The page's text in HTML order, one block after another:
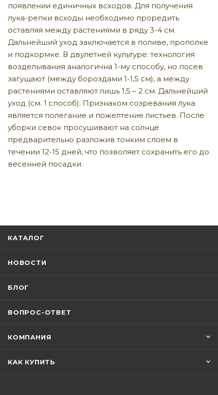
появлении единичных всходов. Для получения
лука-репки всходы необходимо проредить
оставляя между растениями в ряду 3-4 см.
Дальнейший уход заключается в поливе, прополке
и подкормке. В двулетней культуре: технология
возделывания аналогична 1-му способу, но посев
загущают (между бороздами 1-1,5 см), а между
растениями оставляют лишь 1,5 – 2 см. Дальнейший
уход (см. 1 способ). Признаком созревания лука
является полегание и пожелтение листьев. После
уборки севок просушивают на солнце
предварительно разложив тонким слоем в
течении 12-15 дней, что позволяет сохранить его до
весенней посадки.
КАТАЛОГ
НОВОСТИ
БЛОГ
ВОПРОС-ОТВЕТ
КОМПАНИЯ
КАК КУПИТЬ